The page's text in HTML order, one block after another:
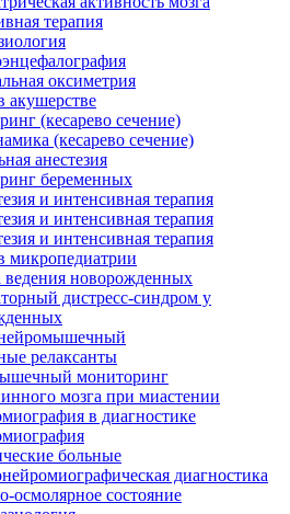
терапия
оксиметрия
акушерстве
(кесарево сечение)
(кесарево сечение)
анестезия
беременных
и интенсивная терапия
и интенсивная терапия
и интенсивная терапия
микропедиатрии
ведения новорожденных
дистресс-синдром у
релаксанты
мониторинг
мозга при миастении
в диагностике
больные
диагностика
осмолярное состояние